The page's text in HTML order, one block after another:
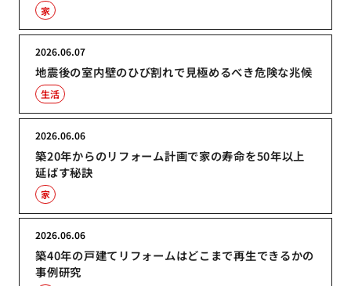
家
地震後の室内壁のひび割れで見極めるべき危険な兆候
2026.06.07
生活
築20年からのリフォーム計画で家の寿命を50年以上
延ばす秘訣
2026.06.06
家
築40年の戸建てリフォームはどこまで再生できるかの
事例研究
2026.06.06